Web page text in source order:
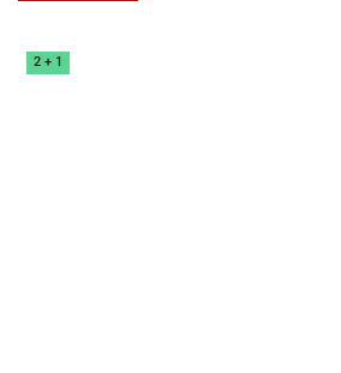
2 + 1